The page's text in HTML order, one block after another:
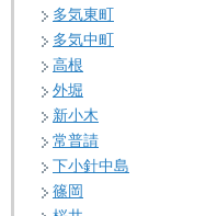
多気東町
多気中町
高根
外堀
新小木
常普請
下小針中島
篠岡